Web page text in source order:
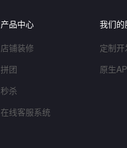
产品中心
店铺装修
拼团
秒杀
在线客服系统
我们的
定制
原生